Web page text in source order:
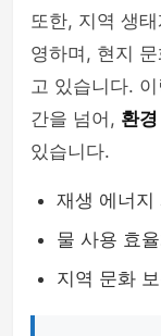
또한, 지역 생
영하며, 현지
고 있습니다.
간을 넘어, 환
있습니다.
재생 에너지
물 사용 효
지역 문화